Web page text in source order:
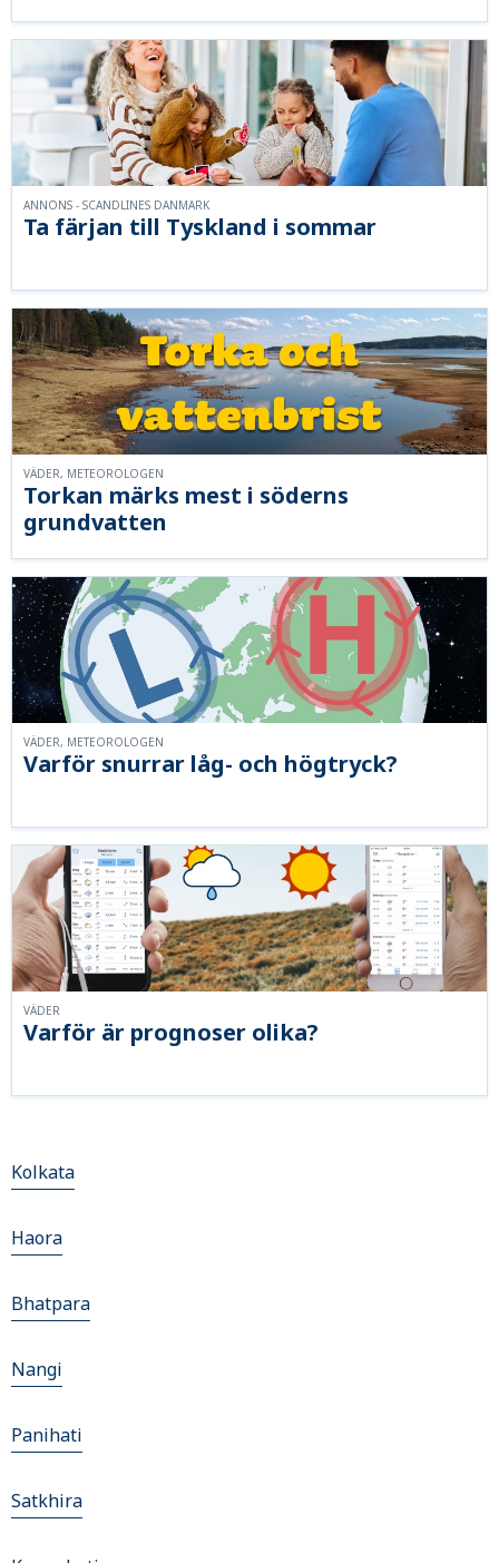
Ta färjan till Tyskland i sommar
ANNONS - SCANDLINES DANMARK
Torkan märks mest i söderns
grundvatten
VÄDER, METEOROLOGEN
Varför snurrar låg- och högtryck?
VÄDER, METEOROLOGEN
Varför är prognoser olika?
VÄDER
Kolkata
Haora
Bhatpara
Nangi
Panihati
Satkhira